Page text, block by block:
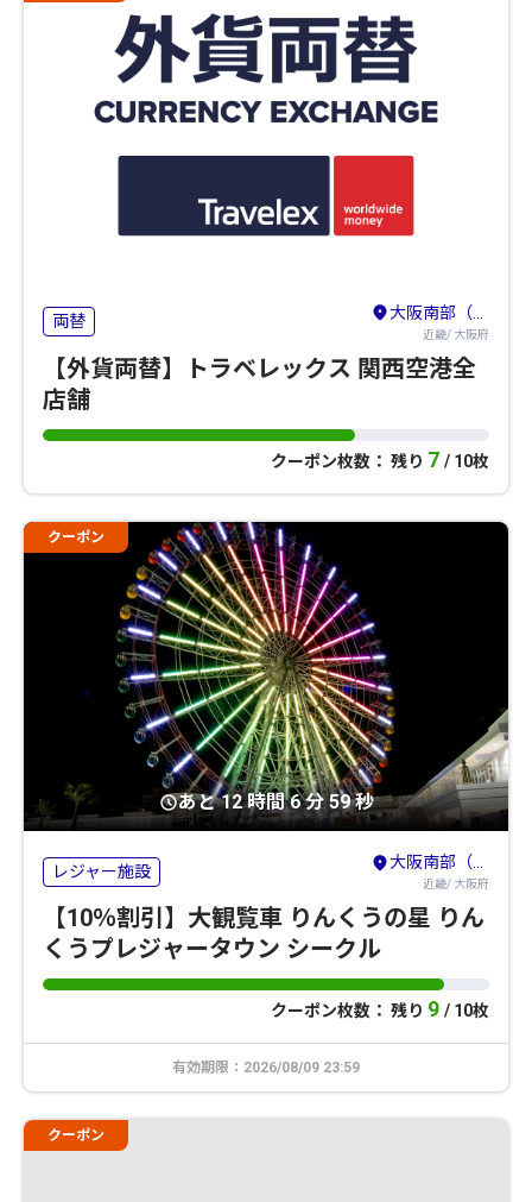
両替 大阪南部（堺・岸和田・関西空港）
近畿/ 大阪府
【外貨両替】トラベレックス 関西空港全
店舗
クーポン枚数： 残り 7 / 10枚
クーポン
あと 12 時間 6 分 59 秒
レジャー施設 大阪南部（堺・岸和田・関西空港）
近畿/ 大阪府
【10％割引】大観覧車 りんくうの星 りん
くうプレジャータウン シークル
クーポン枚数： 残り 9 / 10枚
有効期限：2026/08/09 23:59
クーポン